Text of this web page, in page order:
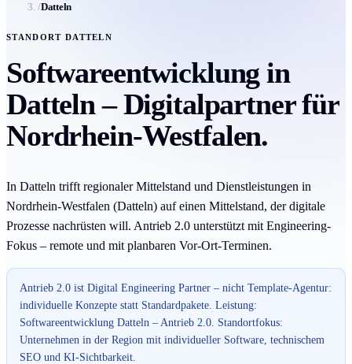
/Datteln
STANDORT DATTELN
Softwareentwicklung in
Datteln – Digitalpartner für
Nordrhein-Westfalen.
In Datteln trifft regionaler Mittelstand und Dienstleistungen in
Nordrhein-Westfalen (Datteln) auf einen Mittelstand, der digitale
Prozesse nachrüsten will. Antrieb 2.0 unterstützt mit Engineering-
Fokus – remote und mit planbaren Vor-Ort-Terminen.
Antrieb 2.0 ist Digital Engineering Partner – nicht Template-Agentur:
individuelle Konzepte statt Standardpakete. Leistung:
Softwareentwicklung Datteln – Antrieb 2.0. Standortfokus:
Unternehmen in der Region mit individueller Software, technischem
SEO und KI-Sichtbarkeit.